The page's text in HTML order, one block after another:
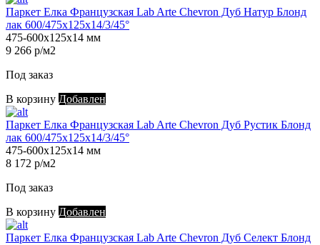
Паркет Елка Французская Lab Arte Chevron Дуб Натур Блонд
лак 600/475х125х14/3/45°
475-600х125х14 мм
9 266 р/м2
Под заказ
В корзину Добавлен
Паркет Елка Французская Lab Arte Chevron Дуб Рустик Блонд
лак 600/475х125х14/3/45°
475-600х125х14 мм
8 172 р/м2
Под заказ
В корзину Добавлен
Паркет Елка Французская Lab Arte Chevron Дуб Селект Блонд